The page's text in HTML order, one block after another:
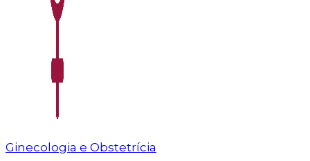
Ginecologia e Obstetrícia